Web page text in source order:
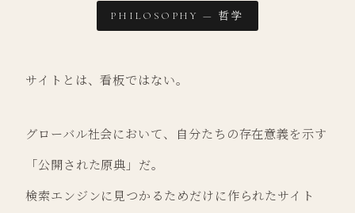
PHILOSOPHY — 哲学
サイトとは、看板ではない。
グローバル社会において、自分たちの存在意義を示す
「公開された原典」だ。
検索エンジンに見つかるためだけに作られたサイト